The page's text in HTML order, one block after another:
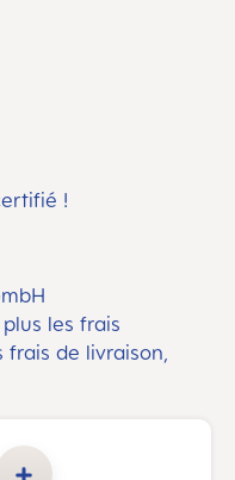
les boutons pour augmenter ou diminuer la
les frais
frais de livraison,
!